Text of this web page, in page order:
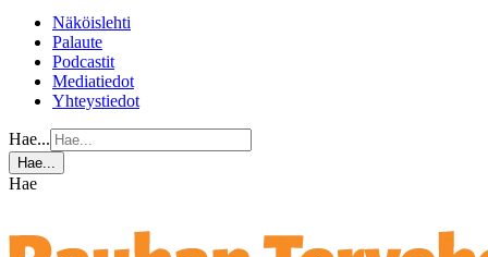
Näköislehti
Palaute
Podcastit
Mediatiedot
Yhteystiedot
Hae...
Hae...
Hae